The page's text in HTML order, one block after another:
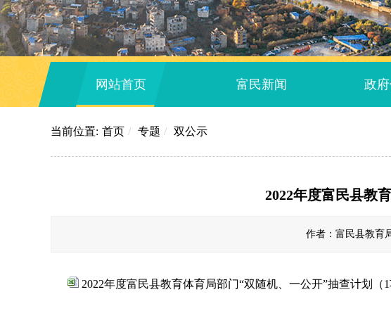
网站首页 富民新闻 政
当前位置: 首页 / 专题 / 双公示
2022年度富民县教
作者：富民县教
2022年度富民县教育体育局部门“双随机、一公开”抽查计划（1